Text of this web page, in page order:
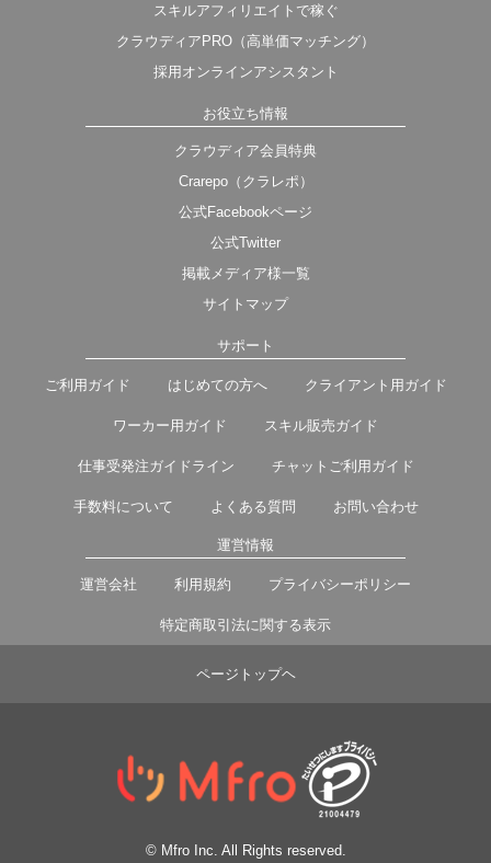
スキルアフィリエイトで稼ぐ
クラウディアPRO（高単価マッチング）
採用オンラインアシスタント
お役立ち情報
クラウディア会員特典
Crarepo（クラレポ）
公式Facebookページ
公式Twitter
掲載メディア様一覧
サイトマップ
サポート
ご利用ガイド はじめての方へ クライアント用ガイド
ワーカー用ガイド スキル販売ガイド
仕事受発注ガイドライン チャットご利用ガイド
手数料について よくある質問 お問い合わせ
運営情報
運営会社 利用規約 プライバシーポリシー
特定商取引法に関する表示
ページトップヘ
© Mfro Inc. All Rights reserved.